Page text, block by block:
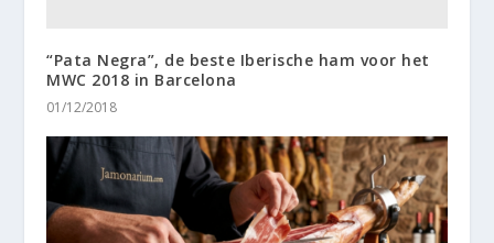
“Pata Negra”, de beste Iberische ham voor het
MWC 2018 in Barcelona
01/12/2018